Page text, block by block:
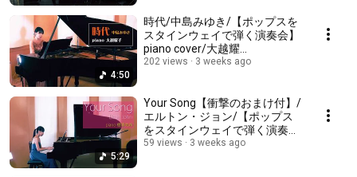
4:50
時代/中島みゆき/【ポップスを
スタインウェイで弾く演奏会】
piano cover/大越耀
子/26.6.20YNサロンホール(千
in MAO↓
202 views 3 weeks ago
5:29
Your Song【衝撃のおまけ付】/
エルトン・ジョン/【ポップス
をスタインウェイで弾く演奏
会】piano/たなざわみひろ(棚澤
59 views 3 weeks ago